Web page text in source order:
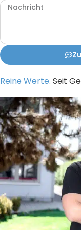
Reine Werte. Seit